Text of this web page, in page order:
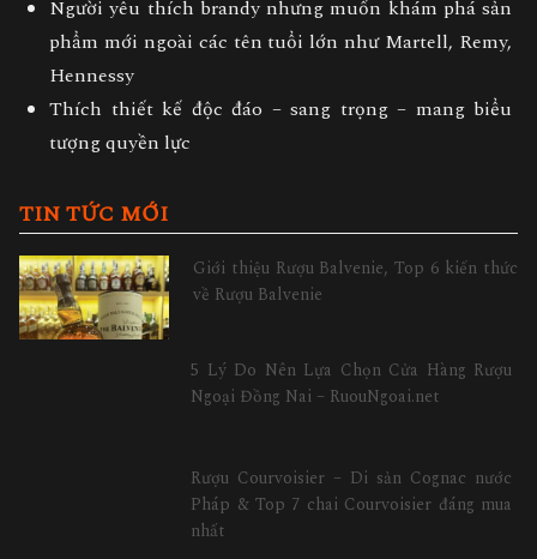
Người yêu thích brandy nhưng muốn khám phá sản
phẩm mới ngoài các tên tuổi lớn như Martell, Remy,
Hennessy
Thích thiết kế độc đáo – sang trọng – mang biểu
tượng quyền lực
TIN TỨC MỚI
Giới thiệu Rượu Balvenie, Top 6 kiến thức
về Rượu Balvenie
5 Lý Do Nên Lựa Chọn Cửa Hàng Rượu
Ngoại Đồng Nai – RuouNgoai.net
Rượu Courvoisier – Di sản Cognac nước
Pháp & Top 7 chai Courvoisier đáng mua
nhất